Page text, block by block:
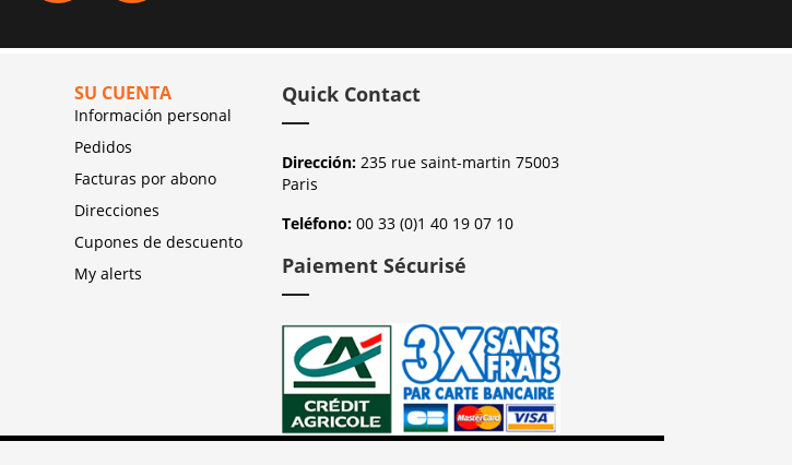
SU CUENTA
Información personal
Pedidos
Facturas por abono
Direcciones
Cupones de descuento
My alerts
Quick Contact
Dirección: 235 rue saint-martin 75003
Paris
Teléfono: 00 33 (0)1 40 19 07 10
Paiement Sécurisé